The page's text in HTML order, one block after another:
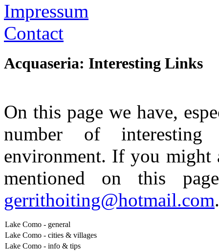
Impressum
Contact
Acquaseria: Interesting Links
On this page we have,
number of
environment. If you might
mentioned on this
gerrithoiting@hotmail.com.
Lake Como - general
Lake Como - cities & villages
Lake Como - info & tips